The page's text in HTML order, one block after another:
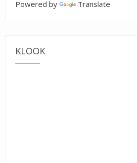
Powered by Translate
KLOOK